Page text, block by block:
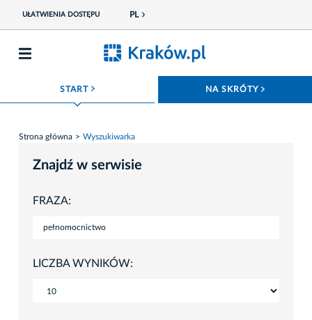
UŁATWIENIA DOSTĘPU PL
START ROZWIŃ MENU NA SKRÓTY
Strona główna Wyszukiwarka
Znajdź w serwisie
FRAZA:
LICZBA WYNIKÓW: